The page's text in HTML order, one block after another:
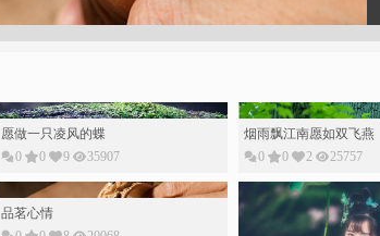
愿做一只凌风的蝶
0
0 9 35907
烟雨飘江南愿如双飞燕
0
0 2 25757
品茗心情